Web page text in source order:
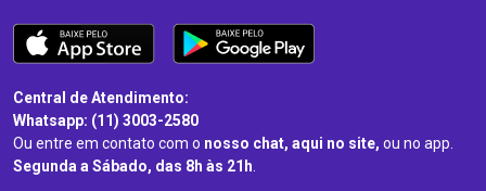
Central de Atendimento:
Whatsapp: (11) 3003-2580
Ou entre em contato com o nosso chat, aqui no site, ou no app.
Segunda a Sábado, das 8h às 21h.